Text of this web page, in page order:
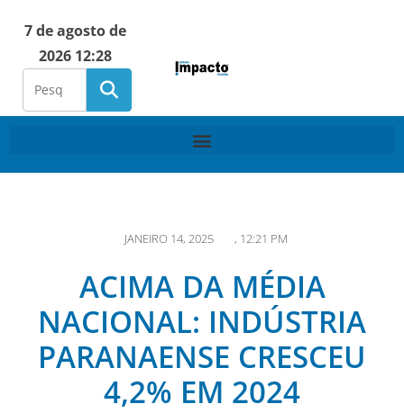
7 de agosto de
2026 12:28
JANEIRO 14, 2025 , 12:21 PM
ACIMA DA MÉDIA
NACIONAL: INDÚSTRIA
PARANAENSE CRESCEU
4,2% EM 2024